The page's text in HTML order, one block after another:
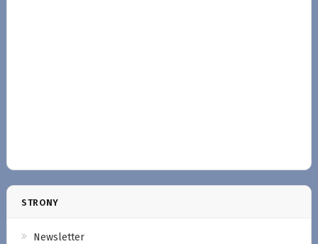
STRONY
Newsletter